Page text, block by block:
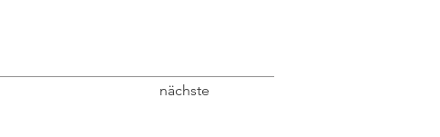
nächste